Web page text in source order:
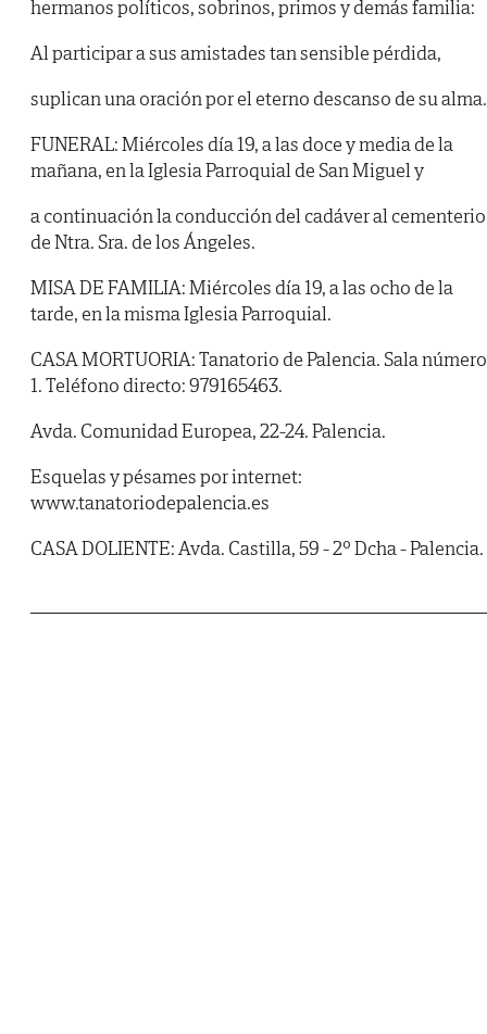
hermanos políticos, sobrinos, primos y demás familia:
Al participar a sus amistades tan sensible pérdida,
suplican una oración por el eterno descanso de su alma.
FUNERAL: Miércoles día 19, a las doce y media de la
mañana, en la Iglesia Parroquial de San Miguel y
a continuación la conducción del cadáver al cementerio
de Ntra. Sra. de los Ángeles.
MISA DE FAMILIA: Miércoles día 19, a las ocho de la
tarde, en la misma Iglesia Parroquial.
CASA MORTUORIA: Tanatorio de Palencia. Sala número
1. Teléfono directo: 979165463.
Avda. Comunidad Europea, 22-24. Palencia.
Esquelas y pésames por internet:
www.tanatoriodepalencia.es
CASA DOLIENTE: Avda. Castilla, 59 - 2º Dcha - Palencia.